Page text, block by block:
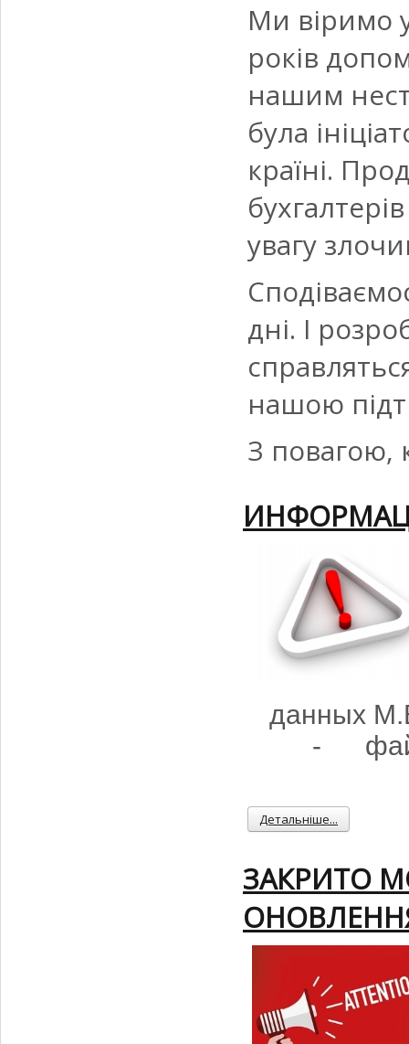
Ми віримо
років
нашим
була
країні.
увагу
дні. І
нашою
З повагою,
данных
-
Детальніше...
ЗАКРИТО